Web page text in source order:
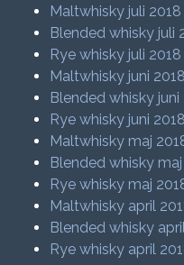
Maltwhisky juli 2018
Blended whisky juli
Rye whisky juli 2018
Maltwhisky juni 2018
Blended whisky juni
Rye whisky juni 2018
Maltwhisky maj
Blended whisky
Rye whisky maj
Maltwhisky april
Blended whisky
Rye whisky april